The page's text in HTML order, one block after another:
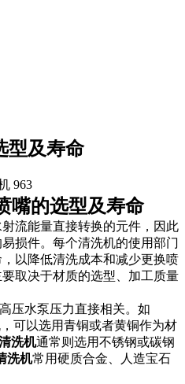
型及寿命
963
嘴的选型及寿命
流能量直接转换的元件，因此
易损件。每个清洗机的使用部门
以降低清洗成本和减少更换喷
取决于材质的选型、加工质量
压水泵压力直接相关。如
可以选用青铜或者黄铜作为材
洗机通常则选用不锈钢或碳钢
洗机常用硬质合金、人造宝石